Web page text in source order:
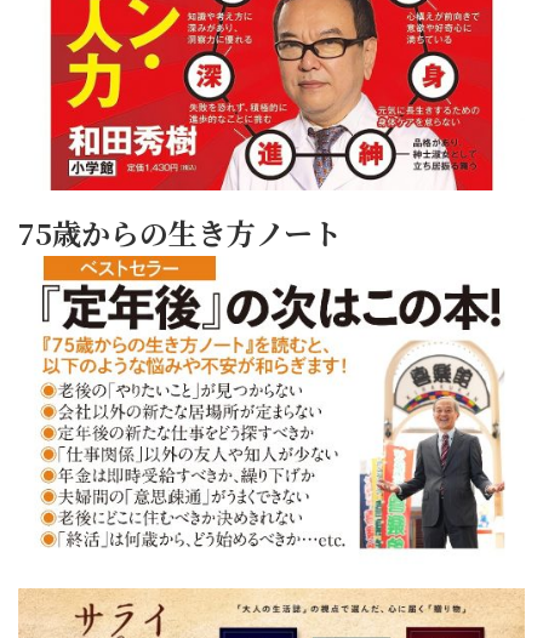
75歳からの生き方ノート